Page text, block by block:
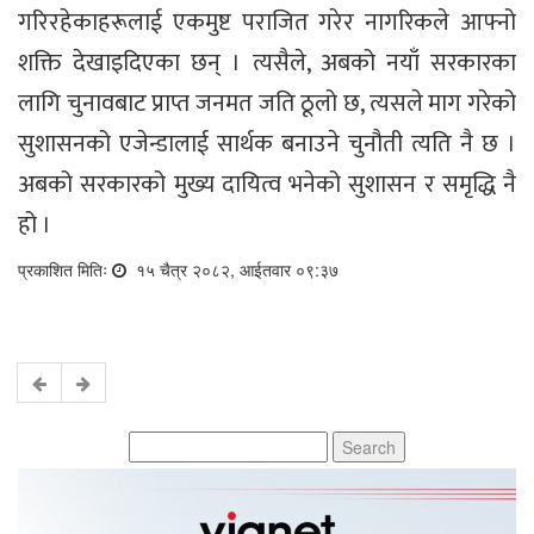
गरिरहेकाहरूलाई एकमुष्ट पराजित गरेर नागरिकले आफ्नो
शक्ति देखाइदिएका छन् । त्यसैले, अबको नयाँ सरकारका
लागि चुनावबाट प्राप्त जनमत जति ठूलो छ, त्यसले माग गरेको
सुशासनको एजेन्डालाई सार्थक बनाउने चुनौती त्यति नै छ ।
अबको सरकारको मुख्य दायित्व भनेको सुशासन र समृद्धि नै
हो ।
प्रकाशित मितिः १५ चैत्र २०८२, आईतवार ०९:३७
for: